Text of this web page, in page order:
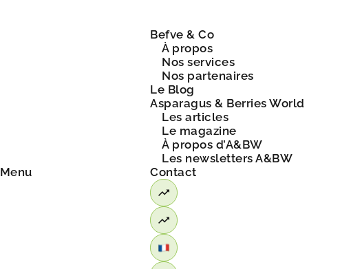
Menu
Befve & Co
À propos
Nos services
Nos partenaires
Le Blog
Asparagus & Berries World
Les articles
Le magazine
À propos d’A&BW
Les newsletters A&BW
Contact